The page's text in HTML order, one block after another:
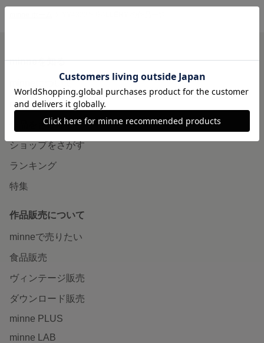
minneを知る
minneについて
minneで買いたい
作品をさがす
ショップをさがす
ランキング
特集
作品販売について
minneで売りたい
食品販売
ヴィンテージ販売
ダウンロード販売
minne PLUS
minne LAB